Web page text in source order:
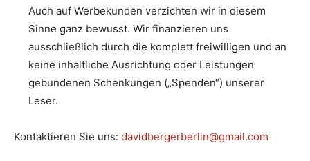
Auch auf Werbekunden verzichten wir in diesem
Sinne ganz bewusst. Wir finanzieren uns
ausschließlich durch die komplett freiwilligen und an
keine inhaltliche Ausrichtung oder Leistungen
gebundenen Schenkungen („Spenden“) unserer
Leser.
Kontaktieren Sie uns: davidbergerberlin@gmail.com